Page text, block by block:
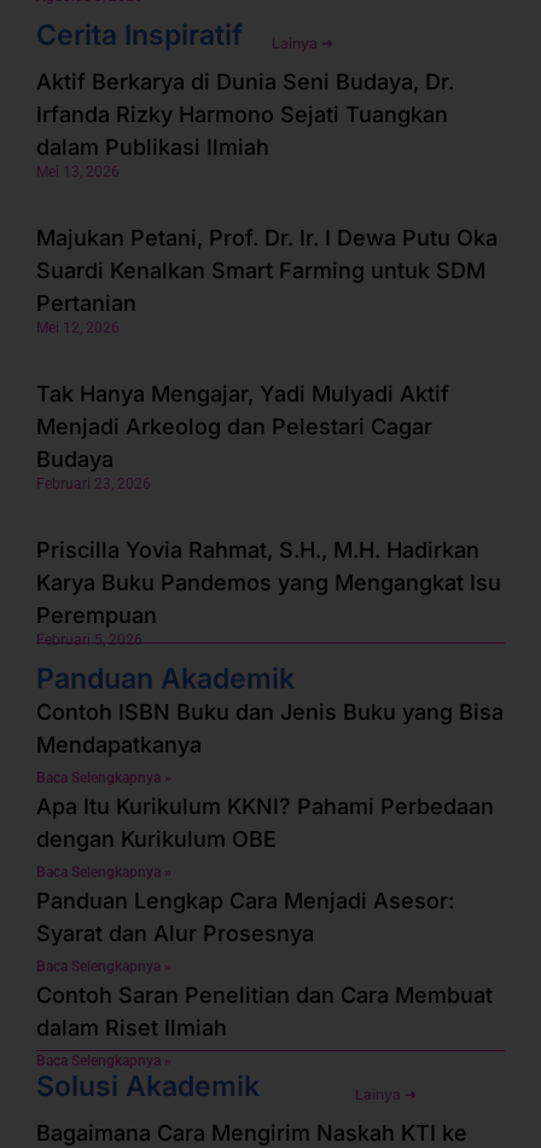
Cerita Inspiratif Lainya ➜
Aktif Berkarya di Dunia Seni Budaya, Dr.
Irfanda Rizky Harmono Sejati Tuangkan
dalam Publikasi Ilmiah
Mei 13, 2026
Majukan Petani, Prof. Dr. Ir. I Dewa Putu Oka
Suardi Kenalkan Smart Farming untuk SDM
Pertanian
Mei 12, 2026
Tak Hanya Mengajar, Yadi Mulyadi Aktif
Menjadi Arkeolog dan Pelestari Cagar
Budaya
Februari 23, 2026
Priscilla Yovia Rahmat, S.H., M.H. Hadirkan
Karya Buku Pandemos yang Mengangkat Isu
Perempuan
Februari 5, 2026
Panduan Akademik
Contoh ISBN Buku dan Jenis Buku yang Bisa
Mendapatkanya
Baca Selengkapnya »
Apa Itu Kurikulum KKNI? Pahami Perbedaan
dengan Kurikulum OBE
Baca Selengkapnya »
Panduan Lengkap Cara Menjadi Asesor:
Syarat dan Alur Prosesnya
Baca Selengkapnya »
Contoh Saran Penelitian dan Cara Membuat
dalam Riset Ilmiah
Baca Selengkapnya »
Solusi Akademik Lainya ➜
Bagaimana Cara Mengirim Naskah KTI ke